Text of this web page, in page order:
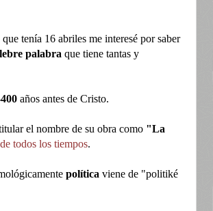
tenía 16 abriles me interesé por saber
palabra que tiene tantas y
años antes de Cristo.
el nombre de su obra como "La
todos los tiempos.
política viene de "politiké